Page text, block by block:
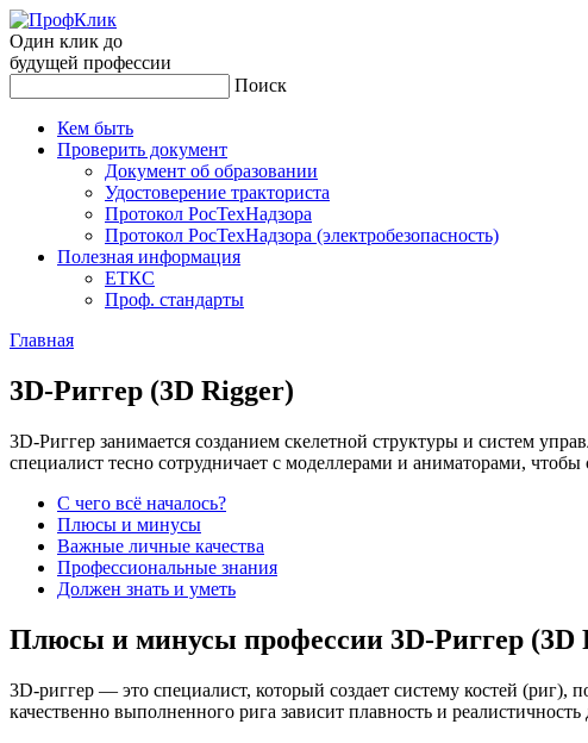
Один клик до
будущей профессии
Поиск
Кем быть
Проверить документ
Документ об образовании
Удостоверение тракториста
Протокол РосТехНадзора
Протокол РосТехНадзора (электробезопасность)
Полезная информация
ЕТКС
Проф. стандарты
Главная
3D-Риг­гер (3D Rigger)
3D-Риггер занимается созданием скелетной структуры и систем
специалист тесно сотрудничает с моделлерами и аниматорами,
С чего всё началось?
Плюсы и минусы
Важные личные качества
Профессиональные знания
Должен знать и уметь
Плюсы и минусы профессии 3D-Риггер (3D
3D-риггер — это специалист, который создает систему костей
качественно выполненного рига зависит плавность и